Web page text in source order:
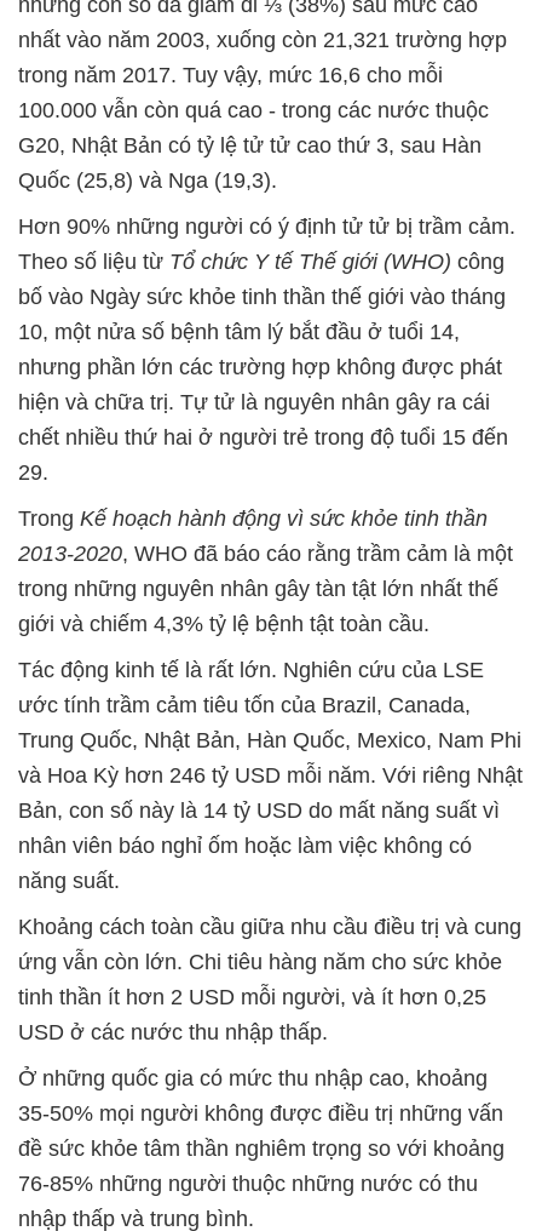
nhưng con số đã giảm đi ⅓ (38%) sau mức cao
nhất vào năm 2003, xuống còn 21,321 trường hợp
trong năm 2017. Tuy vậy, mức 16,6 cho mỗi
100.000 vẫn còn quá cao - trong các nước thuộc
G20, Nhật Bản có tỷ lệ tử tử cao thứ 3, sau Hàn
Quốc (25,8) và Nga (19,3).
Hơn 90% những người có ý định tử tử bị trầm cảm.
Theo số liệu từ Tổ chức Y tế Thế giới (WHO) công
bố vào Ngày sức khỏe tinh thần thế giới vào tháng
10, một nửa số bệnh tâm lý bắt đầu ở tuổi 14,
nhưng phần lớn các trường hợp không được phát
hiện và chữa trị. Tự tử là nguyên nhân gây ra cái
chết nhiều thứ hai ở người trẻ trong độ tuổi 15 đến
29.
Trong Kế hoạch hành động vì sức khỏe tinh thần
2013-2020, WHO đã báo cáo rằng trầm cảm là một
trong những nguyên nhân gây tàn tật lớn nhất thế
giới và chiếm 4,3% tỷ lệ bệnh tật toàn cầu.
Tác động kinh tế là rất lớn. Nghiên cứu của LSE
ước tính trầm cảm tiêu tốn của Brazil, Canada,
Trung Quốc, Nhật Bản, Hàn Quốc, Mexico, Nam Phi
và Hoa Kỳ hơn 246 tỷ USD mỗi năm. Với riêng Nhật
Bản, con số này là 14 tỷ USD do mất năng suất vì
nhân viên báo nghỉ ốm hoặc làm việc không có
năng suất.
Khoảng cách toàn cầu giữa nhu cầu điều trị và cung
ứng vẫn còn lớn. Chi tiêu hàng năm cho sức khỏe
tinh thần ít hơn 2 USD mỗi người, và ít hơn 0,25
USD ở các nước thu nhập thấp.
Ở những quốc gia có mức thu nhập cao, khoảng
35-50% mọi người không được điều trị những vấn
đề sức khỏe tâm thần nghiêm trọng so với khoảng
76-85% những người thuộc những nước có thu
nhập thấp và trung bình.